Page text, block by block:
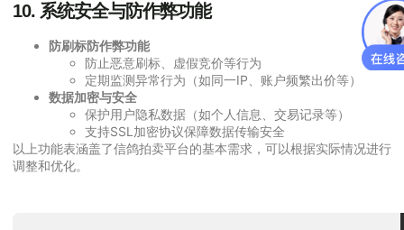
10. 系统安全与防作弊功能
防刷标防作弊功能
防止恶意刷标、虚假竞价等行为
定期监测异常行为（如同一IP、账户频繁出价等）
数据加密与安全
保护用户隐私数据（如个人信息、交易记录等）
支持SSL加密协议保障数据传输安全
以上功能表涵盖了信鸽拍卖平台的基本需求，可以根据实际情况进行
调整和优化。